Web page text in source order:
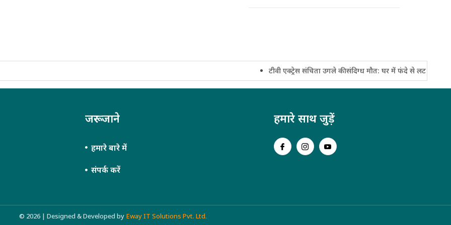
टीवी एक्ट्रेस संचिता उगले की संदिग्ध मौत: घर में फंदे से लटका मिला
जरूर जाने
हमारे बारे में
संपर्क करें
हमारे साथ जुड़ें
© 2026 | Designed & Developed by Eway IT Solutions Pvt. Ltd.